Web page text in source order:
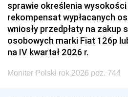
sprawie określenia
rekompensat wypłacanych
wniosły przedpłaty na zakup
osobowych marki Fiat 126p
na IV kwartał 2026 r.
Monitor Polski rok 2026 poz. 744